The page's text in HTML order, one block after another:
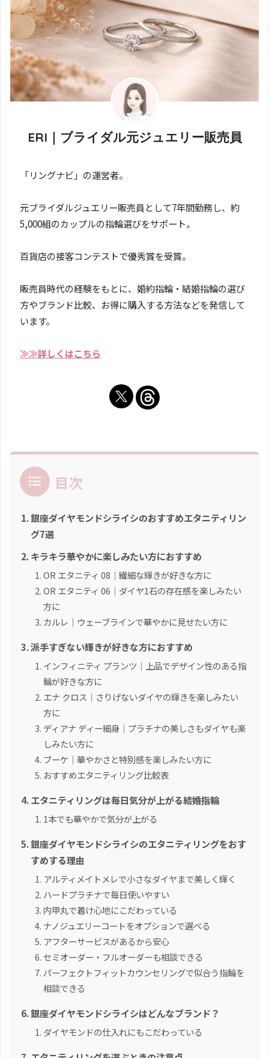
ERI｜ブライダル元ジュエリー販売員
「リングナビ」の運営者。
元ブライダルジュエリー販売員として7年間勤務し、約
5,000組のカップルの指輪選びをサポート。
百貨店の接客コンテストで優秀賞を受賞。
販売員時代の経験をもとに、婚約指輪・結婚指輪の選び
方やブランド比較、お得に購入する方法などを発信して
います。
≫≫詳しくはこちら
目次
銀座ダイヤモンドシライシのおすすめエタニティリン
グ7選
キラキラ華やかに楽しみたい方におすすめ
OR エタニティ 08｜繊細な輝きが好きな方に
OR エタニティ 06｜ダイヤ1石の存在感を楽しみたい
方に
カルレ｜ウェーブラインで華やかに見せたい方に
派手すぎない輝きが好きな方におすすめ
インフィニティ プランツ｜上品でデザイン性のある指
輪が好きな方に
エナ クロス｜さりげないダイヤの輝きを楽しみたい
方に
ディアナ ディー細身｜プラチナの美しさもダイヤも楽
しみたい方に
ブーケ｜華やかさと特別感を楽しみたい方に
おすすめエタニティリング比較表
エタニティリングは毎日気分が上がる結婚指輪
1本でも華やかで気分が上がる
銀座ダイヤモンドシライシのエタニティリングをおす
すめする理由
アルティメイトメレで小さなダイヤまで美しく輝く
ハードプラチナで毎日使いやすい
内甲丸で着け心地にこだわっている
ナノジュエリーコートをオプションで選べる
アフターサービスがあるから安心
セミオーダー・フルオーダーも相談できる
パーフェクトフィットカウンセリングで似合う指輪を
相談できる
銀座ダイヤモンドシライシはどんなブランド？
ダイヤモンドの仕入れにもこだわっている